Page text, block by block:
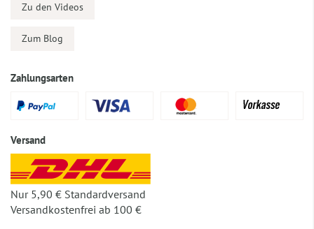
Zu den Videos
Zum Blog
Zahlungsarten
Versand
Nur 5,90 € Standardversand
Versandkostenfrei ab 100 €